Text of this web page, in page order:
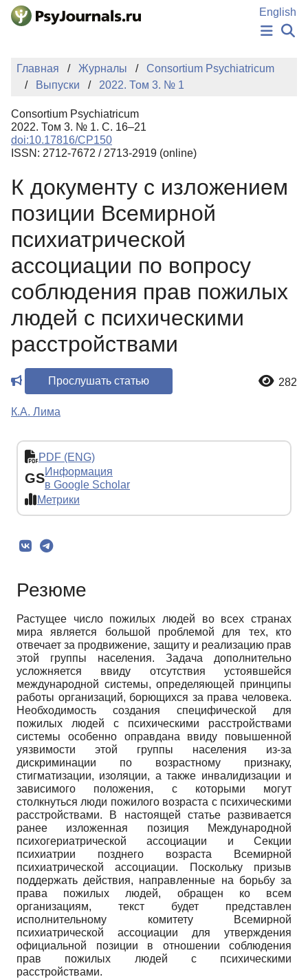
Перейти к основному содержанию
English
НОВОСТИ
ИЗДАНИЯ
ПОДАТЬ РУКОПИСЬ
БАЗА ЗНАНИЙ
КЛЮЧЕВЫЕ СЛОВА
Регистрация
Главная Журналы
Consortium Psychiatricum
Выпуски
2022. Том 3. № 1
Consortium Psychiatricum
2022. Том 3. № 1. С. 16–21
doi:10.17816/CP150
ISSN: 2712-7672 / 2713-2919 (online)
К документу с изложением
позиции Всемирной
психиатрической
ассоциации по вопросу
соблюдения прав пожилых
людей с психическими
расстройствами
Прослушать статью 282
К.А. Лима
PDF (ENG)
GSИнформация
в Google Scholar
Метрики
Резюме
Растущее число пожилых людей во всех странах
мира является большой проблемой для тех, кто
отвечает за продвижение, защиту и реализацию прав
этой группы населения. Задача дополнительно
усложняется ввиду отсутствия устоявшейся
международной системы, определяющей принципы
работы организаций, борющихся за права человека.
Необходимость создания специфической для
пожилых людей с психическими расстройствами
системы особенно оправдана ввиду повышенной
уязвимости этой группы населения из-за
дискриминации по возрастному признаку,
стигматизации, изоляции, а также инвалидизации и
зависимого положения, с которыми могут
столкнуться люди пожилого возраста с психическими
расстройствами. В настоящей статье развивается
ранее изложенная позиция Международной
психогериатрической ассоциации и Секции
психиатрии позднего возраста Всемирной
психиатрической ассоциации. Поскольку призыв
поддержать действия, направленные на борьбу за
права пожилых людей, обращен ко всем
организациям, текст будет представлен
исполнительному комитету Всемирной
психиатрической ассоциации для утверждения
официальной позиции в отношении соблюдения
прав пожилых людей с психическими
расстройствами.